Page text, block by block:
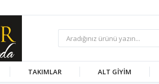
TAKIMLAR ALT GİYİM